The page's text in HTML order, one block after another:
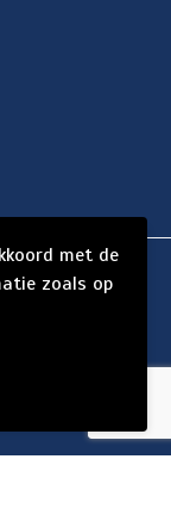
met de
zoals op